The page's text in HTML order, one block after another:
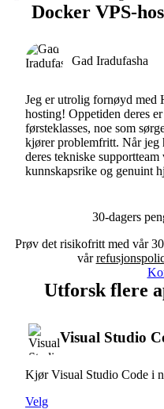
Docker VPS-
Gad Iradufasha
Jeg er utrolig fornøyd med
hosting! Oppetiden deres
førsteklasses, noe som
kjører problemfritt. Når jeg
deres tekniske
kunnskapsrike og genuint
30-dagers
Prøv det risikofritt med vår
vår
Utforsk flere
Visual Studio
Kjør Visual Studio Code i
Velg